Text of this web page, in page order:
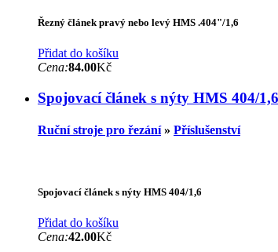
Řezný článek pravý nebo levý HMS .404"/1,6
Přidat do košíku
Cena:84.00Kč
Spojovací článek s nýty HMS 404/1,6
Ruční stroje pro řezání» Příslušenství
Spojovací článek s nýty HMS 404/1,6
Přidat do košíku
Cena:42.00Kč